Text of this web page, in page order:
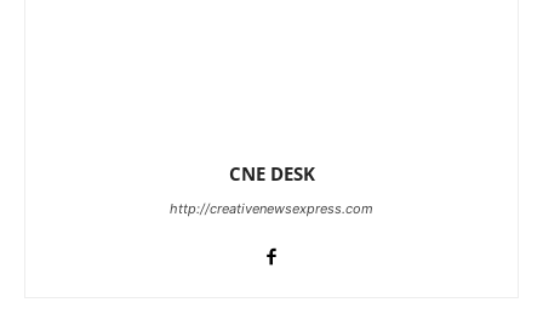
CNE DESK
http://creativenewsexpress.com